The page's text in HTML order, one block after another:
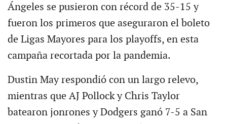
Ángeles se pusieron con récord de 35-15 y
fueron los primeros que aseguraron el boleto
de Ligas Mayores para los playoffs, en esta
campaña recortada por la pandemia.
Dustin May respondió con un largo relevo,
mientras que AJ Pollock y Chris Taylor
batearon jonrones y Dodgers ganó 7-5 a San